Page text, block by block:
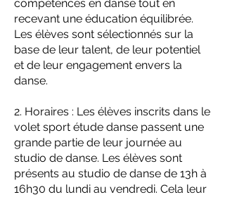
compétences en danse tout en
recevant une éducation équilibrée.
Les élèves sont sélectionnés sur la
base de leur talent, de leur potentiel
et de leur engagement envers la
danse.
2. Horaires : Les élèves inscrits dans le
volet sport étude danse passent une
grande partie de leur journée au
studio de danse. Les élèves sont
présents au studio de danse de 13h à
16h30 du lundi au vendredi. Cela leur